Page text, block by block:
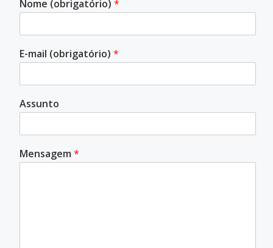
Nome (obrigatório) *
E-mail (obrigatório) *
Assunto
Mensagem *